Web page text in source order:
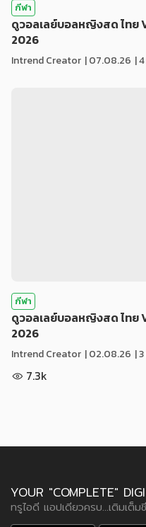
กีฬา
ดูวอลเลย์บอลหญิงสด ไทย
2026
Intrend Creator |07.08.26 |
กีฬา
ดูวอลเลย์บอลหญิงสด ไทย
2026
Intrend Creator |02.08.26 |
7.3k
YOUR "COMPLETE"
ทรูไอดี แอปเดียวครบ...เติมเต็